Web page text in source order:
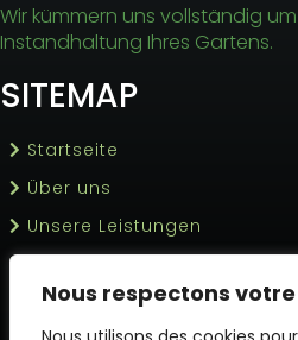
Nous respectons
Wir kümmern uns vollständig
Instandhaltung Ihres Gartens.
SITEMAP
Startseite
Über uns
Unsere Leistungen
Kontakt